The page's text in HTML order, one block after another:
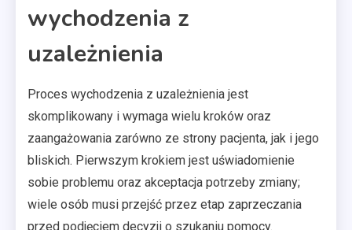
wychodzenia z
uzależnienia
Proces wychodzenia z uzależnienia jest
skomplikowany i wymaga wielu kroków oraz
zaangażowania zarówno ze strony pacjenta, jak i jego
bliskich. Pierwszym krokiem jest uświadomienie
sobie problemu oraz akceptacja potrzeby zmiany;
wiele osób musi przejść przez etap zaprzeczania
przed podjęciem decyzji o szukaniu pomocy.